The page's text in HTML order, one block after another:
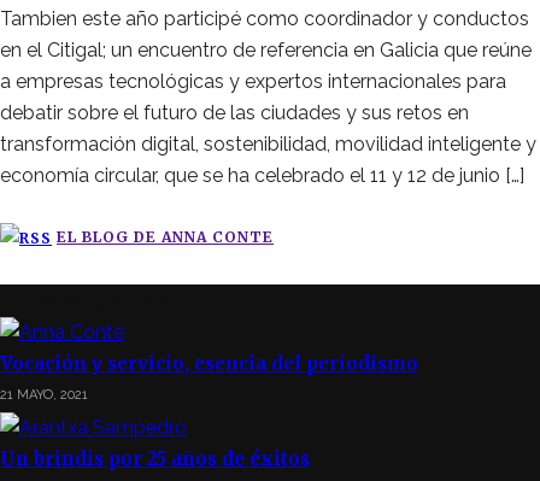
Tambien este año participé como coordinador y conductos
en el Citigal; un encuentro de referencia en Galicia que reúne
a empresas tecnológicas y expertos internacionales para
debatir sobre el futuro de las ciudades y sus retos en
transformación digital, sostenibilidad, movilidad inteligente y
economía circular, que se ha celebrado el 11 y 12 de junio […]
EL BLOG DE ANNA CONTE
Vocación y servicio, esencia del periodismo
21 MAYO, 2021
Un brindis por 25 años de éxitos